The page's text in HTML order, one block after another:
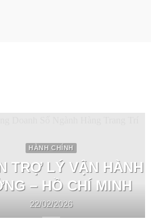
HÀNH CHÍNH
TRỢ LÝ VẬN HÀNH
– HỒ CHÍ MINH
22/02/2026